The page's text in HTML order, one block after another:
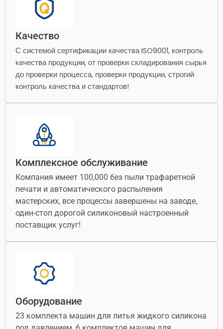
Качество
С системой сертификации качества ISO9001, контроль
качества продукции, от проверки складирования сырья
до проверки процесса, проверки продукции, строгий
контроль качества и стандартов!
Комплексное обслуживание
Компания имеет 100,000 без пыли трафаретной
печати и автоматического распыления
мастерских, все процессы завершены на заводе,
один-стоп дорогой силиконовый настроенный
поставщик услуг!
Оборудование
23 комплекта машин для литья жидкого силикона